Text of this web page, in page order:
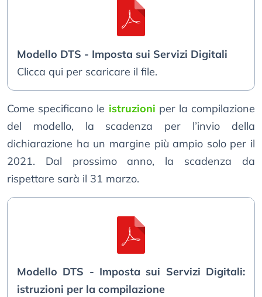
Modello DTS - Imposta sui Servizi Digitali
Clicca qui per scaricare il file.
Come specificano le istruzioni per la compilazione
del modello, la scadenza per l’invio della
dichiarazione ha un margine più ampio solo per il
2021. Dal prossimo anno, la scadenza da
rispettare sarà il 31 marzo.
Modello DTS - Imposta sui Servizi Digitali:
istruzioni per la compilazione